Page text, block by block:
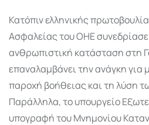
Κατόπιν ελληνικής
Ασφαλείας του ΟΗΕ συνεδρίασε
ανθρωπιστική κατάσταση στη
επαναλαμβάνει την ανάγκη για
παροχή βοήθειας και τη λύση
Παράλληλα, το υπουργείο
υπογραφή του Μνημονίου